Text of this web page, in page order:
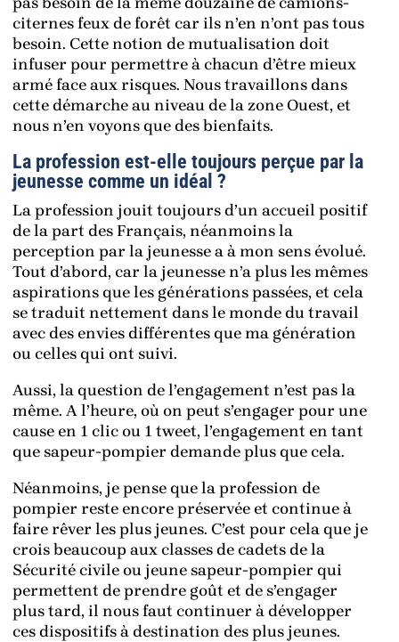
citernes feux de forêt car ils n’en n’ont pas tous
besoin. Cette notion de mutualisation doit
infuser pour permettre à chacun d’être mieux
armé face aux risques. Nous travaillons dans
cette démarche au niveau de la zone Ouest, et
nous n’en voyons que des bienfaits.
La profession est-elle toujours perçue par la
jeunesse comme un idéal ?
La profession jouit toujours d’un accueil positif
de la part des Français, néanmoins la
perception par la jeunesse a à mon sens évolué.
Tout d’abord, car la jeunesse n’a plus les mêmes
aspirations que les générations passées, et cela
se traduit nettement dans le monde du travail
avec des envies différentes que ma génération
ou celles qui ont suivi.
Aussi, la question de l’engagement n’est pas la
même. A l’heure, où on peut s’engager pour une
cause en 1 clic ou 1 tweet, l’engagement en tant
que sapeur-pompier demande plus que cela.
Néanmoins, je pense que la profession de
pompier reste encore préservée et continue à
faire rêver les plus jeunes. C’est pour cela que je
crois beaucoup aux classes de cadets de la
Sécurité civile ou jeune sapeur-pompier qui
permettent de prendre goût et de s’engager
plus tard, il nous faut continuer à développer
ces dispositifs à destination des plus jeunes.